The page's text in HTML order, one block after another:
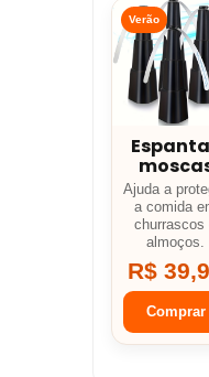
Verão
Ajuda a
a comida
churrascos
almoços.
R$
Comprar